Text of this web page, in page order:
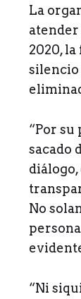
La
atender
2020,
silencio
“Por
sacado
No
“Ni